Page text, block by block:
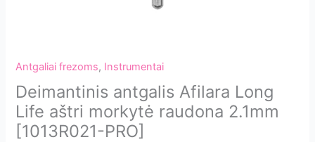
Antgaliai frezoms, Instrumentai
Deimantinis antgalis Afilara Long
Life aštri morkytė raudona 2.1mm
[1013R021-PRO]